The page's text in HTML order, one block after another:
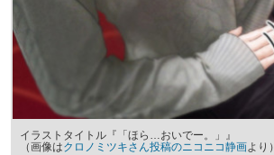
イラストタイトル『「ほら…おいでー。」』
（画像はクロノミツキさん投稿のニコニコ静画より）